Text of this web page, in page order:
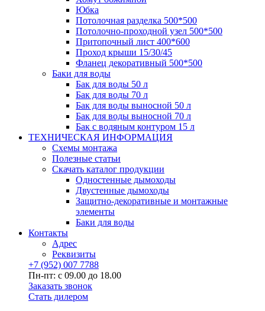
Юбка
Потолочная разделка 500*500
Потолочно-проходной узел 500*500
Притопочный лист 400*600
Проход крыши 15/30/45
Фланец декоративный 500*500
Баки для воды
Бак для воды 50 л
Бак для воды 70 л
Бак для воды выносной 50 л
Бак для воды выносной 70 л
Бак с водяным контуром 15 л
ТЕХНИЧЕСКАЯ ИНФОРМАЦИЯ
Схемы монтажа
Полезные статьи
Скачать каталог продукции
Одностенные дымоходы
Двустенные дымоходы
Защитно-декоративные и монтажные
элементы
Баки для воды
Контакты
Адрес
Реквизиты
+7 (952) 007 7788
Пн-пт: с 09.00 до 18.00
Заказать звонок
Стать дилером